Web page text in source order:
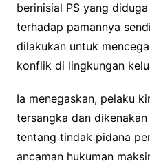
berinisial PS yang
terhadap pamannya
dilakukan untuk
konflik di lingkungan
Ia menegaskan, pelaku
tersangka dan
tentang tindak pidana
ancaman hukuman